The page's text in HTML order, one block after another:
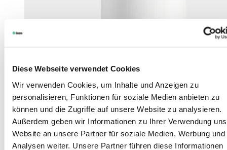
Diese Webseite verwendet Cookies
Wir verwenden Cookies, um Inhalte und Anzeigen zu
personalisieren, Funktionen für soziale Medien anbieten zu
können und die Zugriffe auf unsere Website zu analysieren.
Außerdem geben wir Informationen zu Ihrer Verwendung
Website an unsere Partner für soziale Medien, Werbung und
Analysen weiter. Unsere Partner führen diese Informationen